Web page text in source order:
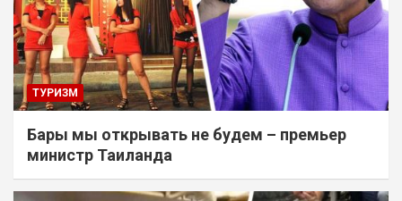
ТУРИЗМ
Бары мы открывать не будем – премьер
министр Таиланда